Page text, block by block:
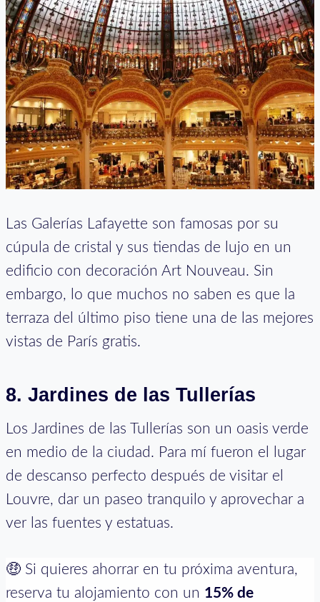
Las Galerías Lafayette son famosas por su
cúpula de cristal y sus tiendas de lujo en un
edificio con decoración Art Nouveau. Sin
embargo, lo que muchos no saben es que la
terraza del último piso tiene una de las mejores
vistas de París gratis.
8. Jardines de las Tullerías
Los Jardines de las Tullerías son un oasis verde
en medio de la ciudad. Para mí fueron el lugar
de descanso perfecto después de visitar el
Louvre, dar un paseo tranquilo y aprovechar a
ver las fuentes y estatuas.
🤑 Si quieres ahorrar en tu próxima aventura,
reserva tu alojamiento con un 15% de